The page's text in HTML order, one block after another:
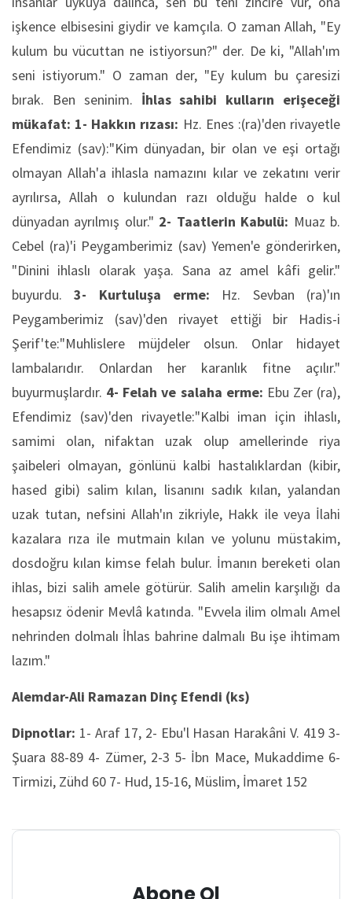
işkence elbisesini giydir ve kamçıla. O zaman Allah, "Ey
kulum bu vücuttan ne istiyorsun?" der. De ki, "Allah'ım
seni istiyorum." O zaman der, "Ey kulum bu çaresizi
bırak. Ben seninim. İhlas sahibi kulların erişeceği
mükafat: 1- Hakkın rızası: Hz. Enes :(ra)'den rivayetle
Efendimiz (sav):"Kim dünyadan, bir olan ve eşi ortağı
olmayan Allah'a ihlasla namazını kılar ve zekatını verir
ayrılırsa, Allah o kulundan razı olduğu halde o kul
dünyadan ayrılmış olur." 2- Taatlerin Kabulü: Muaz b.
Cebel (ra)'i Peygamberimiz (sav) Yemen'e gönderirken,
"Dinini ihlaslı olarak yaşa. Sana az amel kâfi gelir."
buyurdu.3- Kurtuluşa erme: Hz. Sevban (ra)'ın
Peygamberimiz (sav)'den rivayet ettiği bir Hadis-i
Şerif'te:"Muhlislere müjdeler olsun. Onlar hidayet
lambalarıdır. Onlardan her karanlık fitne açılır."
buyurmuşlardır. 4- Felah ve salaha erme: Ebu Zer (ra),
Efendimiz (sav)'den rivayetle:"Kalbi iman için ihlaslı,
samimi olan, nifaktan uzak olup amellerinde riya
şaibeleri olmayan, gönlünü kalbi hastalıklardan (kibir,
hased gibi) salim kılan, lisanını sadık kılan, yalandan
uzak tutan, nefsini Allah'ın zikriyle, Hakk ile veya İlahi
kazalara rıza ile mutmain kılan ve yolunu müstakim,
dosdoğru kılan kimse felah bulur. İmanın bereketi olan
ihlas, bizi salih amele götürür. Salih amelin karşılığı da
hesapsız ödenir Mevlâ katında. "Evvela ilim olmalı Amel
nehrinden dolmalı İhlas bahrine dalmalı Bu işe ihtimam
lazım."
Alemdar-Ali Ramazan Dinç Efendi (ks)
Dipnotlar: 1- Araf 17, 2- Ebu'l Hasan Harakâni V. 419 3-
Şuara 88-89 4- Zümer, 2-3 5- İbn Mace, Mukaddime 6-
Tirmizi, Zühd 60 7- Hud, 15-16, Müslim, İmaret 152